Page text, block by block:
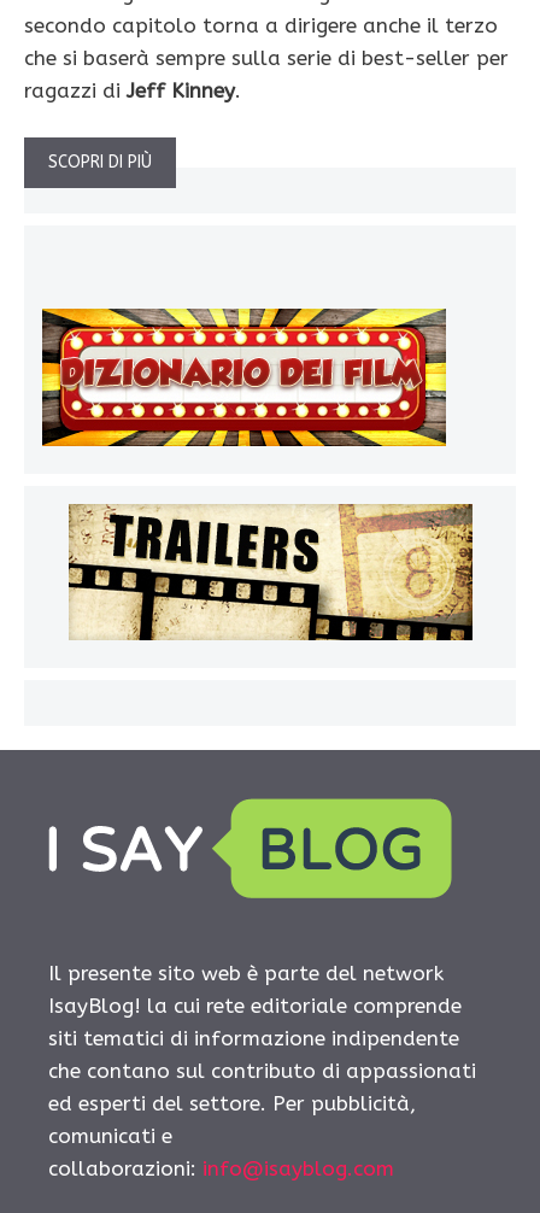
secondo capitolo torna a dirigere anche il terzo
che si baserà sempre sulla serie di best-seller per
ragazzi diJeff Kinney.
SCOPRI DI PIÙ
Il presente sito web è parte del network
IsayBlog! la cui rete editoriale comprende
siti tematici di informazione indipendente
che contano sul contributo di appassionati
ed esperti del settore. Per pubblicità,
comunicati e
collaborazioni: info@isayblog.com